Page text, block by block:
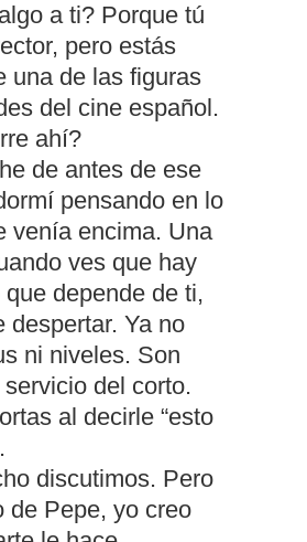
a ti? Porque tú
pero estás
una de las figuras
del cine español.
ahí?
de antes de ese
pensando en lo
venía encima. Una
ves que hay
depende de ti,
despertar. Ya no
ni niveles. Son
del corto.
al decirle “esto
discutimos. Pero
de Pepe, yo creo